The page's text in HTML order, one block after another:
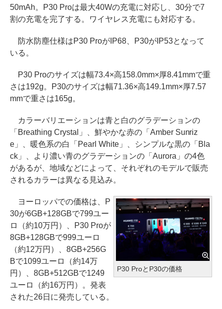
50mAh。P30 Proは最大40Wの充電に対応し、30分で7
割の充電を完了する。ワイヤレス充電にも対応する。
防水防塵仕様はP30 ProがIP68、P30がIP53となって
いる。
P30 Proのサイズは幅73.4×高158.0mm×厚8.41mmで重
さは192g。P30のサイズは幅71.36×高149.1mm×厚7.57
mmで重さは165g。
カラーバリエーションは青と白のグラデーションの
「Breathing Crystal」、鮮やかな赤の「Amber Sunriz
e」、暖色系の白「Pearl White」、シンプルな黒の「Bla
ck」、より濃い青のグラデーションの「Aurora」の4色
があるが、地域などによって、それぞれのモデルで販売
されるカラーは異なる見込み。
P30 ProとP30の価格
ヨーロッパでの価格は、P
30が6GB+128GBで799ユー
ロ（約10万円）、P30 Proが
8GB+128GBで999ユーロ
（約12万円）、8GB+256G
Bで1099ユーロ（約14万
円）、8GB+512GBで1249
ユーロ（約16万円）。発表
された26日に発売している。